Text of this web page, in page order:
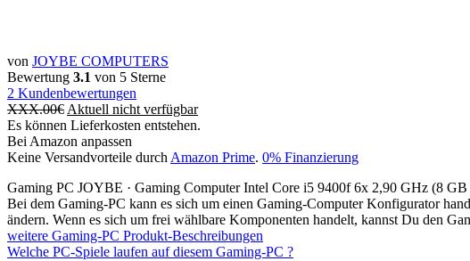
von JOYBE COMPUTERS
Bewertung 3.1 von 5 Sterne
2 Kundenbewertungen
XXX.00€ Aktuell nicht verfügbar
Es können Lieferkosten entstehen.
Bei Amazon anpassen
Keine Versandvorteile durch Amazon Prime. 0% Finanzierung
Gaming PC JOYBE · Gaming Computer Intel Core i5 9400f 6x 2,90 GHz (8
Bei dem Gaming-PC kann es sich um einen Gaming-Computer Konfigurator
ändern. Wenn es sich um frei wählbare Komponenten handelt, kannst Du den
weitere Gaming-PC Produkt-Beschreibungen
Welche PC-Spiele laufen auf diesem Gaming-PC ?